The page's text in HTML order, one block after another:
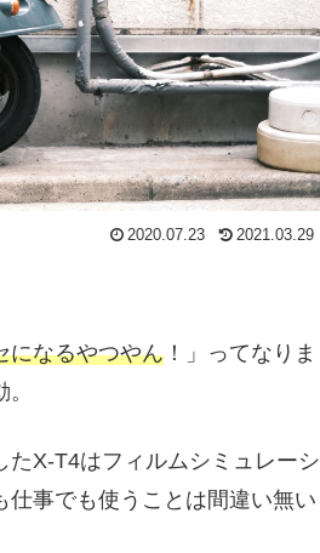
2020.07.23 2021.03.29
になるやつやん ！」ってなりま
X-T4はフィルムシミュレーシ
仕事でも使うことは間違い無い